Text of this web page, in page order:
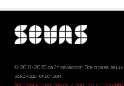
© 2011-2026 сайт sevascom Все права
законодательством.